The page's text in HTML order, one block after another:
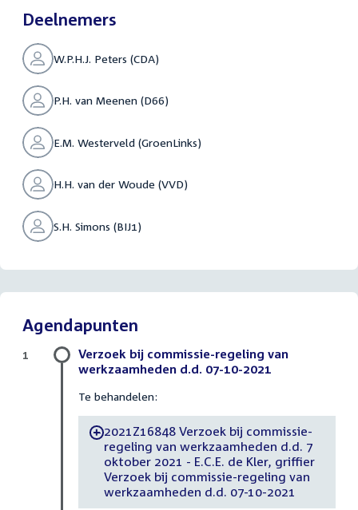
Deelnemers
W.P.H.J. Peters (CDA)
P.H. van Meenen (D66)
E.M. Westerveld (GroenLinks)
H.H. van der Woude (VVD)
S.H. Simons (BIJ1)
Agendapunten
Verzoek bij commissie-regeling van
werkzaamheden d.d. 07-10-2021
Te behandelen:
-2021Z16848 Verzoek bij commissie-
regeling van werkzaamheden d.d. 7
oktober 2021 - E.C.E. de Kler, griffier
Verzoek bij commissie-regeling van
werkzaamheden d.d. 07-10-2021
1